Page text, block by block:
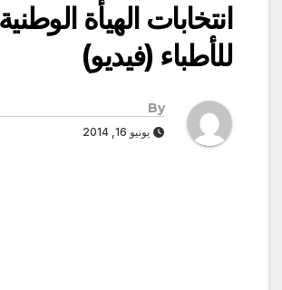
انتخابات الهيأة الوطنية
للأطباء (فيديو)
By
يونيو 16, 2014